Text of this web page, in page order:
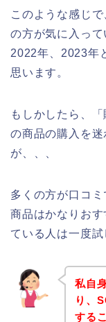
このような感じ
の方が気に入っ
2022年、2023年
思います。
もしかしたら、
の商品の購入を
が、、、
多くの方が口コ
商品はかなりお
ている人は一度
私自
り、
する